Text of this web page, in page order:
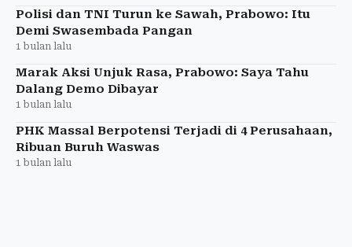
Polisi dan TNI Turun ke Sawah, Prabowo: Itu
Demi Swasembada Pangan
1 bulan lalu
Marak Aksi Unjuk Rasa, Prabowo: Saya Tahu
Dalang Demo Dibayar
1 bulan lalu
PHK Massal Berpotensi Terjadi di 4 Perusahaan,
Ribuan Buruh Waswas
1 bulan lalu